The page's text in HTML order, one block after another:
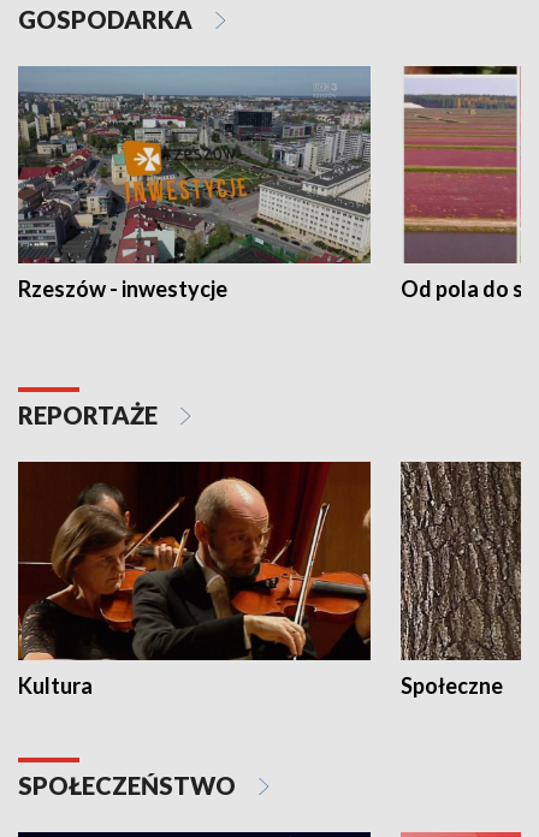
GOSPODARKA
Rzeszów - inwestycje Od pola do
REPORTAŻE
Kultura Społeczne
SPOŁECZEŃSTWO